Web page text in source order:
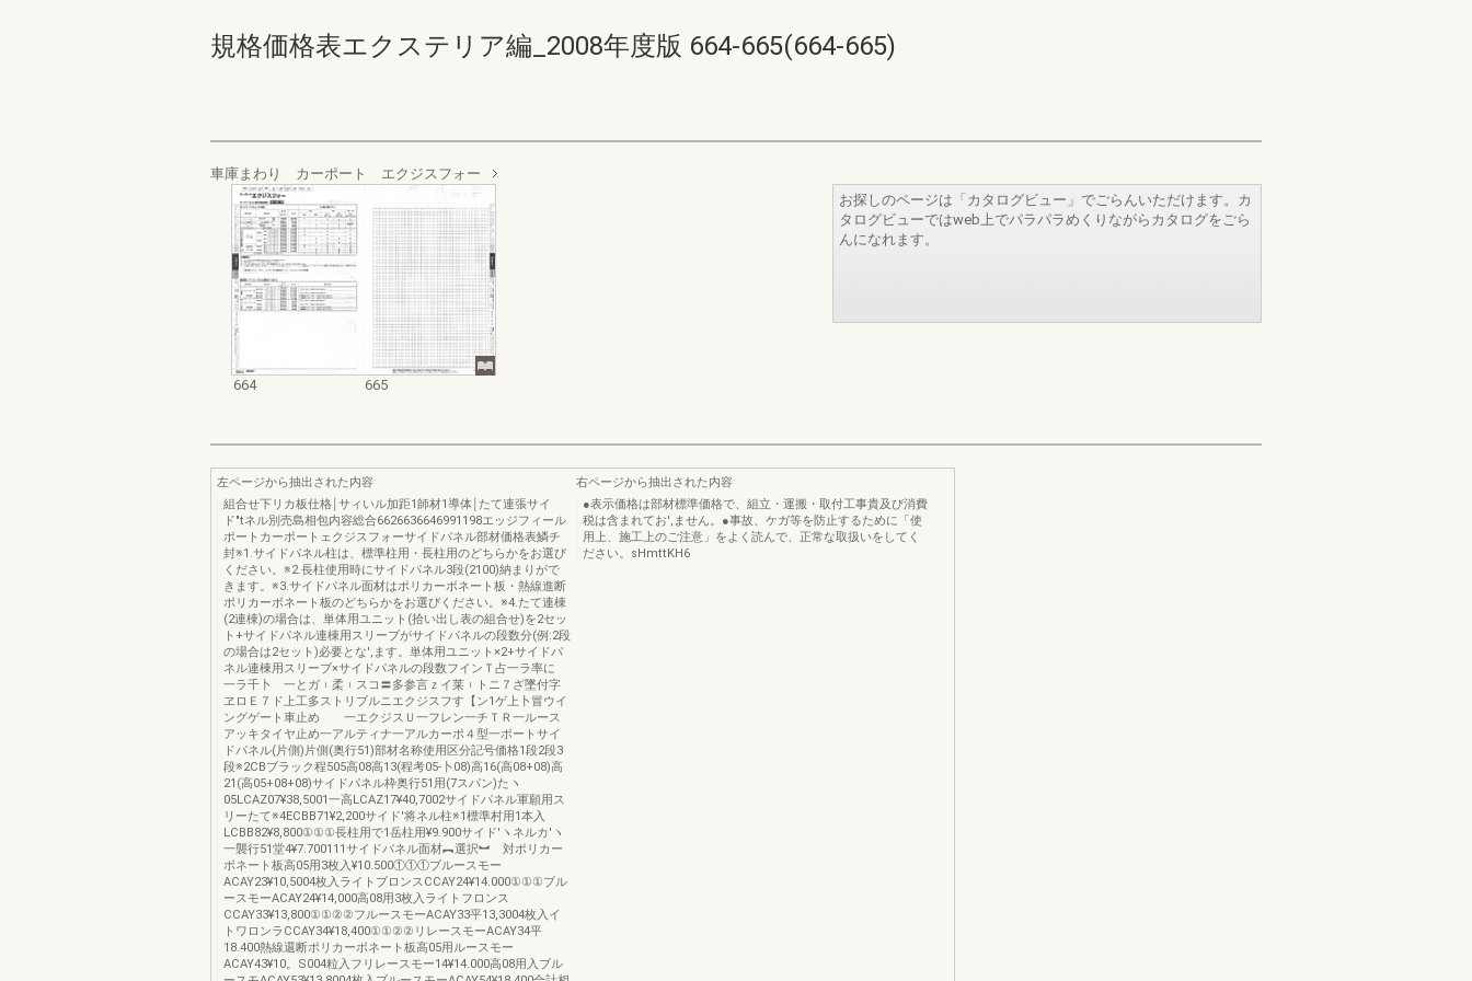
規格価格表エクステリア編_2008年度版 664-665(664-665)
車庫まわり カーポート エクジスフォー
664 665
お探しのページは「カタログビュー」でごらんいただけます。カ
タログビューではweb上でパラパラめくりながらカタログをごら
んになれます。
左ページから抽出された内容
組合せ下リカ板仕格￨サィいル加距1師材1導体￨たて連張サイ
ド″tネル別売島相包内容総合6626636646991198エッジフィール
ポートカーポートェクジスフォーサイドパネル部材価格表鱗チ
封※1.サイドパネル柱は、標準柱用・長柱用のどちらかをお選び
ください。※2.長柱使用時にサイドパネル3段(2100)納まりがで
きます。※3.サイドパネル面材はポリカーボネート板・熱線進断
ポリカーボネート板のどちらかをお選びください。※4.たて連棟
(2連棟)の場合は、単体用ユニット(拾い出し表の組合せ)を2セッ
ト+サイドパネル連棟用スリーブがサイドパネルの段数分(例:2段
の場合は2セット)必要とな',ます。単体用ユニット×2+サイドパ
ネル連棟用スリーブ×サイドパネルの段数フインＴ占一ラ率に
一ラ千卜 一とガ︲柔︲スコ〓多参言ｚイ莱︲トニ７ざ墜付字
ヱロＥ７ド上工多ストリブルニエクジスフす【ン1ゲ上卜冒ウイ
ングゲート車止め 一エクジスＵ一フレン一チＴＲ一ルース
アッキタイヤ止め一アルティナ一アルカーポ４型一ポートサイ
ドパネル(片側)片側(奥行51)部材名称使用区分記号価格1段2段3
段※2CBブラック程505高08高13(程考05-卜08)高16(高08+08)高
21(高05+08+08)サイドパネル枠奥行51用(7スパン)たヽ
05LCAZ07¥38,5001一高LCAZ17¥40,7002サイドパネル軍願用ス
リーたて※4ECBB71¥2,200サイド′将ネル柱※1標準村用1本入
LCBB82¥8,800①①①長柱用で1岳柱用¥9.900サイド′ヽネルカ′ヽ
一襲行51堂4¥7.700111サイドバネル面材︻選択︼ 対ポリカー
ボネート板高05用3枚入¥10.500①①①ブルースモー
ACAY23¥10,5004枚入ライトブロンスCCAY24¥14.000①①①ブル
ースモーACAY24¥14,000高08用3枚入ライトフロンス
CCAY33¥13,800①①②②フルースモーACAY33平13,3004枚入イ
トワロンラCCAY34¥18,400①①②②リレースモーACAY34平
18.400熱線還断ポリカーボネート板高05用ルースモー
ACAY43¥10。S004粒入フリレースモー14¥14.000高08用入ブル
右ページから抽出された内容
●表示価格は部材標準価格で、組立・運搬・取付工事貴及び消費
税は含まれてお',ません。●事故、ケガ等を防止するために「使
用上、施工上のご注意」をよく読んで、正常な取扱いをしてく
ださい。sHmttKH6